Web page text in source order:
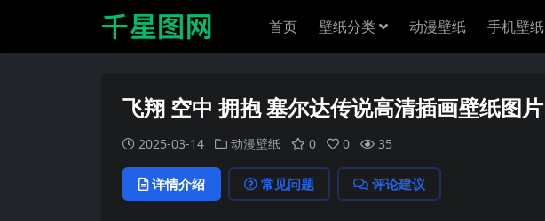
首页 壁纸分类 动漫壁纸 手机壁纸
飞翔 空中 拥抱 塞尔达传说高清插画壁纸图片
2025-03-14 动漫壁纸 0 0 35
详情介绍 常见问题 评论建议